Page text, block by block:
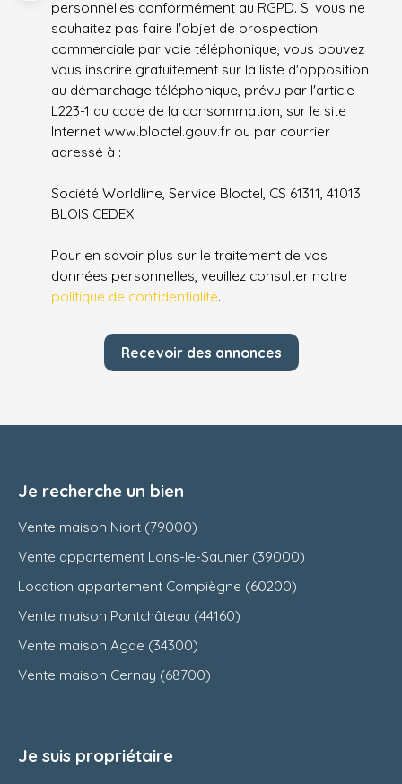
personnelles conformément au RGPD. Si vous ne
souhaitez pas faire l'objet de prospection
commerciale par voie téléphonique, vous pouvez
vous inscrire gratuitement sur la liste d'opposition
au démarchage téléphonique, prévu par l'article
L223-1 du code de la consommation, sur le site
Internet www.bloctel.gouv.fr ou par courrier
adressé à :
Société Worldline, Service Bloctel, CS 61311, 41013
BLOIS CEDEX.
Pour en savoir plus sur le traitement de vos
données personnelles, veuillez consulter notre
politique de confidentialité.
Recevoir des annonces
Je recherche un bien
Vente maison Niort (79000)
Vente appartement Lons-le-Saunier (39000)
Location appartement Compiègne (60200)
Vente maison Pontchâteau (44160)
Vente maison Agde (34300)
Vente maison Cernay (68700)
Je suis propriétaire